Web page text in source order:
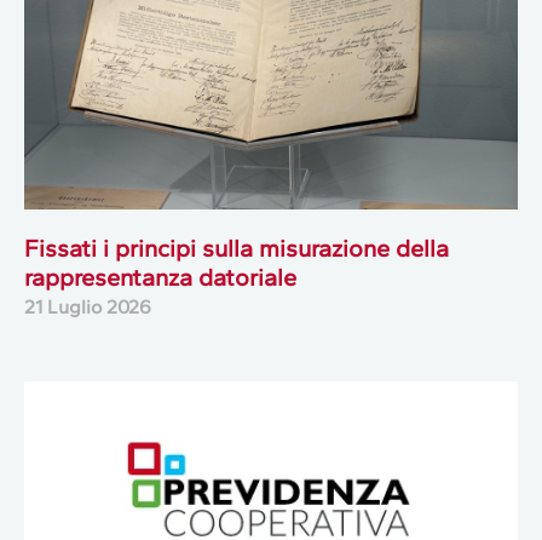
Fissati i principi sulla misurazione della
rappresentanza datoriale
21 Luglio 2026